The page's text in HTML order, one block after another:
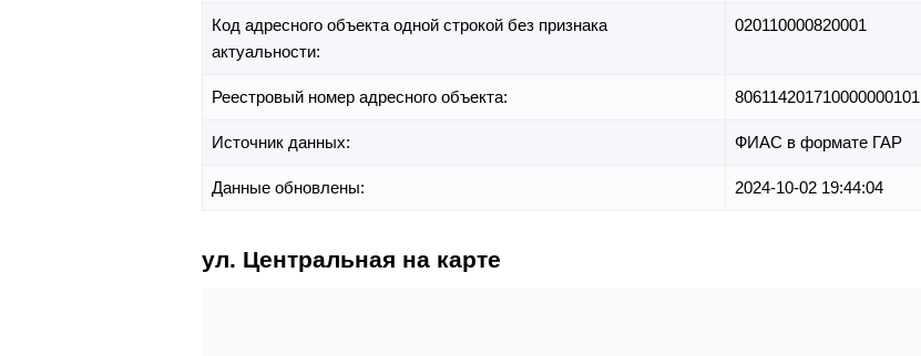
Код адресного объекта одной строкой без признака
актуальности:
020110000820001
Реестровый номер адресного объекта: 806114201710000000101
Источник данных: ФИАС в формате ГАР
Данные обновлены: 2024-10-02 19:44:04
ул. Центральная на карте